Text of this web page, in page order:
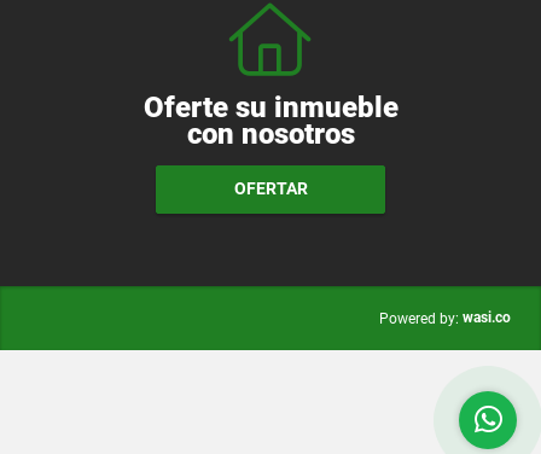
Oferte su inmueble
con nosotros
OFERTAR
Powered by: wasi.co